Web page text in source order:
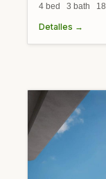
4 bed 3 bath
Detalles →